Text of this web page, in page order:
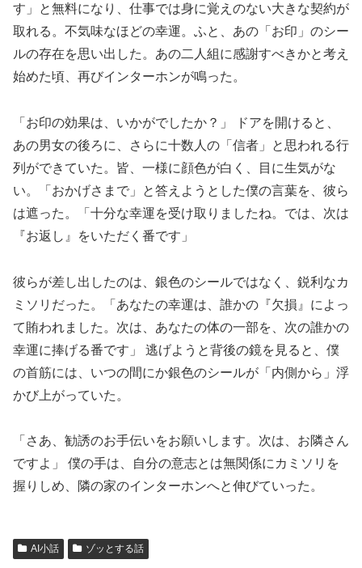
す」と無料になり、仕事では身に覚えのない大きな契約が
取れる。不気味なほどの幸運。ふと、あの「お印」のシー
ルの存在を思い出した。あの二人組に感謝すべきかと考え
始めた頃、再びインターホンが鳴った。
「お印の効果は、いかがでしたか？」 ドアを開けると、
あの男女の後ろに、さらに十数人の「信者」と思われる行
列ができていた。皆、一様に顔色が白く、目に生気がな
い。「おかげさまで」と答えようとした僕の言葉を、彼ら
は遮った。「十分な幸運を受け取りましたね。では、次は
『お返し』をいただく番です」
彼らが差し出したのは、銀色のシールではなく、鋭利なカ
ミソリだった。「あなたの幸運は、誰かの『欠損』によっ
て賄われました。次は、あなたの体の一部を、次の誰かの
幸運に捧げる番です」 逃げようと背後の鏡を見ると、僕
の首筋には、いつの間にか銀色のシールが「内側から」浮
かび上がっていた。
「さあ、勧誘のお手伝いをお願いします。次は、お隣さん
ですよ」 僕の手は、自分の意志とは無関係にカミソリを
握りしめ、隣の家のインターホンへと伸びていった。
AI小話 ゾッとする話